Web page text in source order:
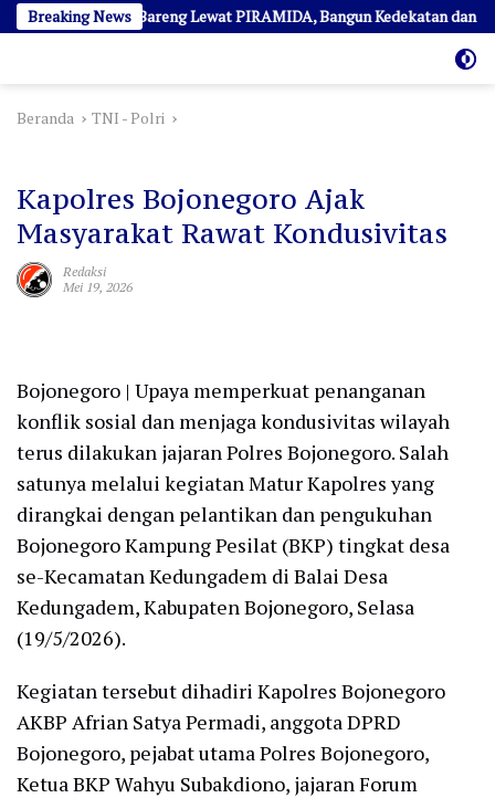
Langsung
ke
Breaking News
Ngopi Bareng Lewat PIRAMIDA, Bangun Kedekatan dan Sinergi
Beranda TNI - Polri
Kapolres Bojonegoro Ajak
Masyarakat Rawat Kondusivitas
Redaksi
Mei 19, 2026
Bojonegoro | Upaya memperkuat penanganan
konflik sosial dan menjaga kondusivitas wilayah
terus dilakukan jajaran Polres Bojonegoro. Salah
satunya melalui kegiatan Matur Kapolres yang
dirangkai dengan pelantikan dan pengukuhan
Bojonegoro Kampung Pesilat (BKP) tingkat desa
se-Kecamatan Kedungadem di Balai Desa
Kedungadem, Kabupaten Bojonegoro, Selasa
(19/5/2026).
Kegiatan tersebut dihadiri Kapolres Bojonegoro
AKBP Afrian Satya Permadi, anggota DPRD
Bojonegoro, pejabat utama Polres Bojonegoro,
Ketua BKP Wahyu Subakdiono, jajaran Forum